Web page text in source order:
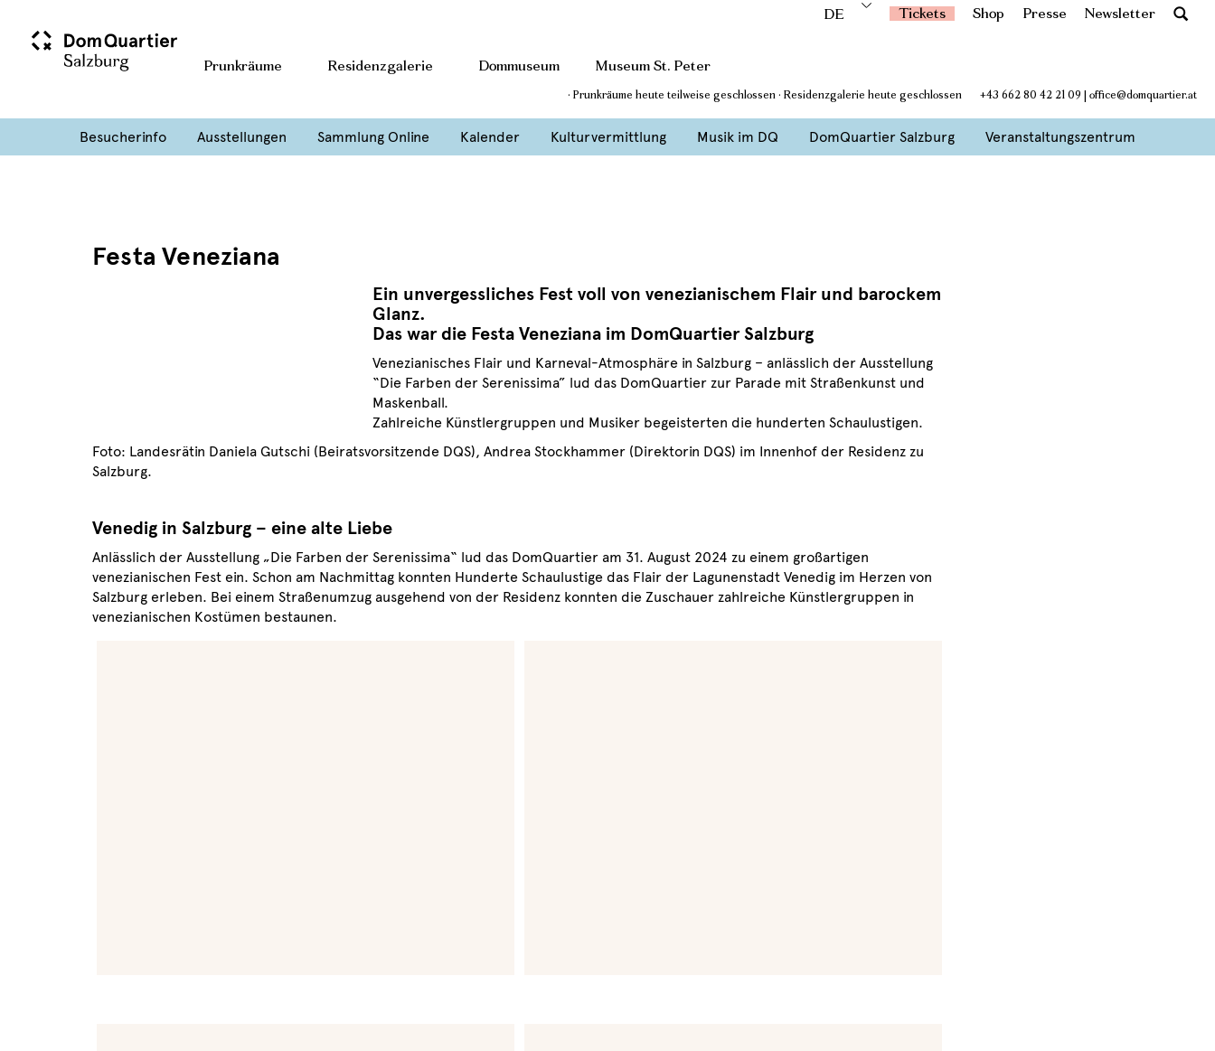
DE Tickets Shop Presse Newsletter
Prunkräume Residenzgalerie Dommuseum Museum St. Peter
· Prunkräume heute teilweise geschlossen · Residenzgalerie heute geschlossen +43 662 80 42 21 09 | office@domquartier.at
Besucherinfo Ausstellungen Sammlung Online Kalender Kulturvermittlung Musik im DQ DomQuartier Salzburg Veranstaltungszentrum
Festa Veneziana
Ein unvergessliches Fest voll von venezianischem Flair und barockem
Glanz.
Das war die Festa Veneziana im DomQuartier Salzburg
Venezianisches Flair und Karneval-Atmosphäre in Salzburg – anlässlich der Ausstellung
“Die Farben der Serenissima” lud das DomQuartier zur Parade mit Straßenkunst und
Maskenball.
Zahlreiche Künstlergruppen und Musiker begeisterten die hunderten Schaulustigen.
Foto: Landesrätin Daniela Gutschi (Beiratsvorsitzende DQS), Andrea Stockhammer (Direktorin DQS) im Innenhof der Residenz zu
Salzburg.
Venedig in Salzburg – eine alte Liebe
Anlässlich der Ausstellung „Die Farben der Serenissima“ lud das DomQuartier am 31. August 2024 zu einem großartigen
venezianischen Fest ein. Schon am Nachmittag konnten Hunderte Schaulustige das Flair der Lagunenstadt Venedig im Herzen von
Salzburg erleben. Bei einem Straßenumzug ausgehend von der Residenz konnten die Zuschauer zahlreiche Künstlergruppen in
venezianischen Kostümen bestaunen.